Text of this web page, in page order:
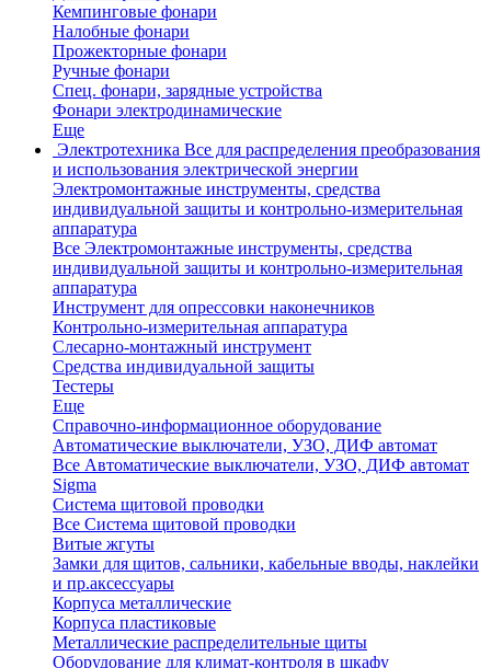
Кемпинговые фонари
Налобные фонари
Прожекторные фонари
Ручные фонари
Спец. фонари, зарядные устройства
Фонари электродинамические
Еще
Электротехника Все для распределения преобразования
и использования электрической энергии
Электромонтажные инструменты, средства
индивидуальной защиты и контрольно-измерительная
аппаратура
Все Электромонтажные инструменты, средства
индивидуальной защиты и контрольно-измерительная
аппаратура
Инструмент для опрессовки наконечников
Контрольно-измерительная аппаратура
Слесарно-монтажный инструмент
Средства индивидуальной защиты
Тестеры
Еще
Справочно-информационное оборудование
Автоматические выключатели, УЗО, ДИФ автомат
Все Автоматические выключатели, УЗО, ДИФ автомат
Sigma
Система щитовой проводки
Все Система щитовой проводки
Витые жгуты
Замки для щитов, сальники, кабельные вводы, наклейки
и пр.аксессуары
Корпуса металлические
Корпуса пластиковые
Металлические распределительные щиты
Оборудование для климат-контроля в шкафу